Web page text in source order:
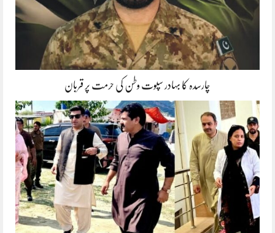
چارسدہ کا بہادر سپوت وطن کی حرمت پر قربان